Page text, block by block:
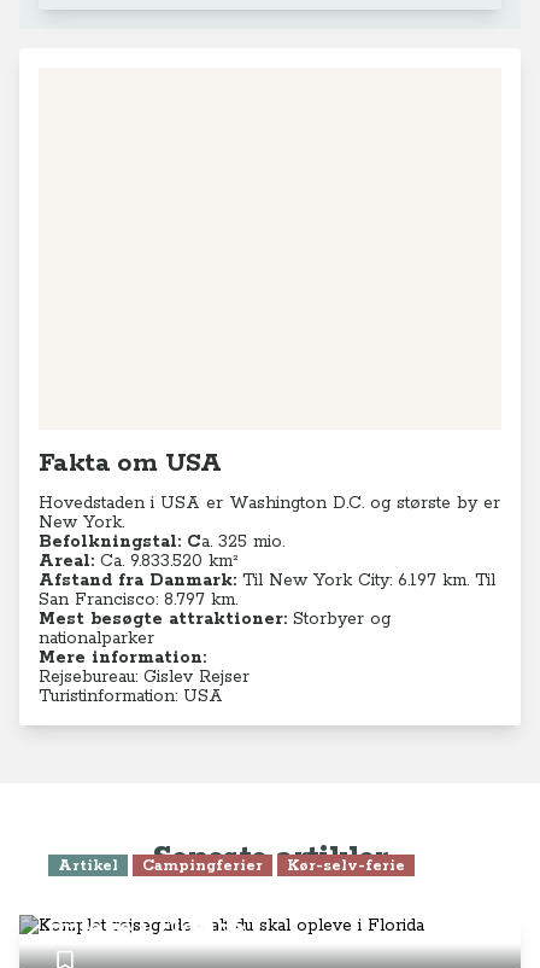
Fakta om USA
Hovedstaden i USA er Washington D.C. og største by er
New York.
Befolkningstal: Ca. 325 mio.
Areal: Ca. 9.833.520 km²
Afstand fra Danmark: Til New York City: 6.197 km. Til
San Francisco: 8.797 km.
Mest besøgte attraktioner: Storbyer og
nationalparker
Mere information:
Rejsebureau: Gislev Rejser
Turistinformation: USA
Seneste artikler
Artikel Campingferier Kør-selv-ferie
opleve i Florida